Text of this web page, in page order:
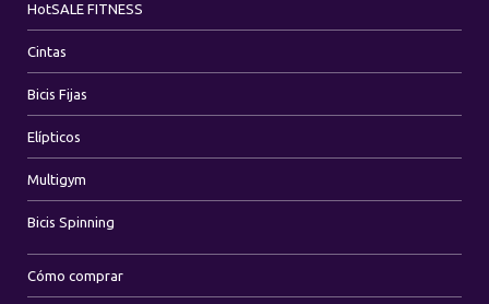
HotSALE FITNESS
Cintas
Bicis Fijas
Elípticos
Multigym
Bicis Spinning
Cómo comprar